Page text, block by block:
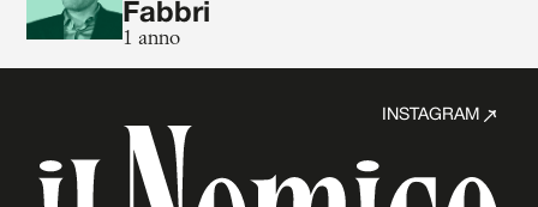
Fabbri
1 anno
INSTAGRAM